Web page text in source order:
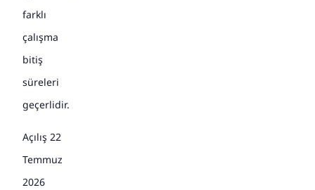
farklı
çalışma
bitiş
süreleri
geçerlidir.
Açılış 22
Temmuz
2026